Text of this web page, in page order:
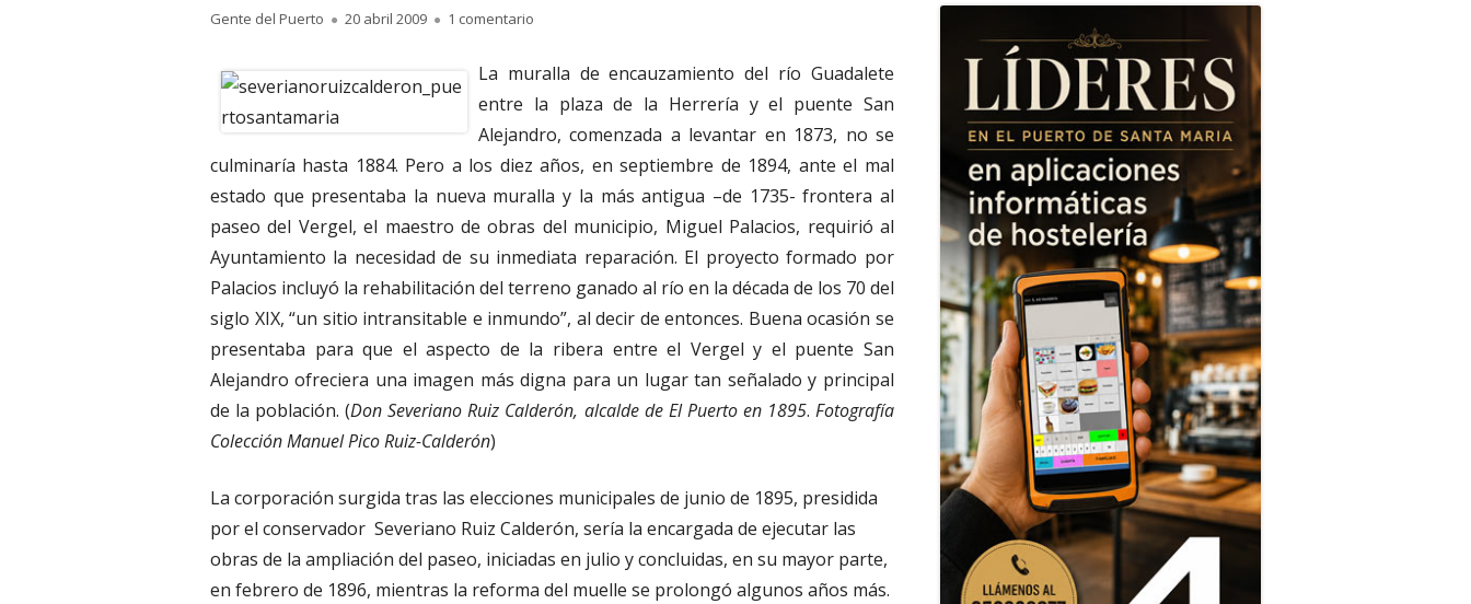
Autor
Gente del Puerto
Publicado
20 abril 2009 1 comentario
La muralla de encauzamiento del río Guadalete
entre la plaza de la Herrería y el puente San
Alejandro, comenzada a levantar en 1873, no se
culminaría hasta 1884. Pero a los diez años, en septiembre de 1894, ante el mal
estado que presentaba la nueva muralla y la más antigua –de 1735- frontera al
paseo del Vergel, el maestro de obras del municipio, Miguel Palacios, requirió al
Ayuntamiento la necesidad de su inmediata reparación. El proyecto formado por
Palacios incluyó la rehabilitación del terreno ganado al río en la década de los 70 del
siglo XIX, “un sitio intransitable e inmundo”, al decir de entonces. Buena ocasión se
presentaba para que el aspecto de la ribera entre el Vergel y el puente San
Alejandro ofreciera una imagen más digna para un lugar tan señalado y principal
de la población. (Don Severiano Ruiz Calderón, alcalde de El Puerto en 1895. Fotografía
Colección Manuel Pico Ruiz-Calderón)
La corporación surgida tras las elecciones municipales de junio de 1895, presidida
por el conservador Severiano Ruiz Calderón, sería la encargada de ejecutar las
obras de la ampliación del paseo, iniciadas en julio y concluidas, en su mayor parte,
en febrero de 1896, mientras la reforma del muelle se prolongó algunos años más.
principal